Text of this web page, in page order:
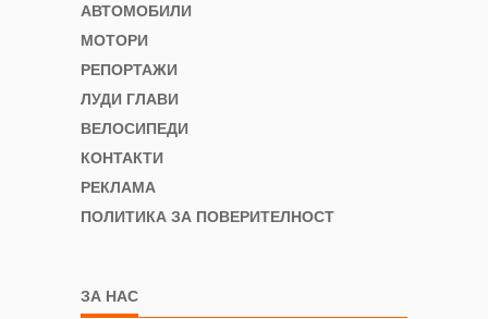
АВТОМОБИЛИ
МОТОРИ
РЕПОРТАЖИ
ЛУДИ ГЛАВИ
ВЕЛОСИПЕДИ
КОНТАКТИ
РЕКЛАМА
ПОЛИТИКА ЗА ПОВЕРИТЕЛНОСТ
ЗА НАС